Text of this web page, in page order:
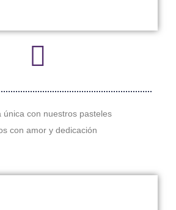
única con nuestros pasteles
con amor y dedicación